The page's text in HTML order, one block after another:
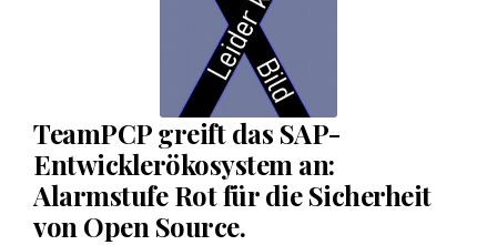
TeamPCP greift das SAP-
Entwicklerökosystem an:
Alarmstufe Rot für die Sicherheit
von Open Source.